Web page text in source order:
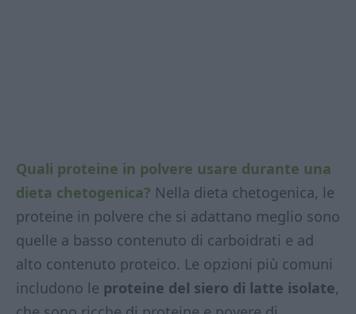
Quali proteine in polvere usare durante una
dieta chetogenica? Nella dieta chetogenica, le
proteine in polvere che si adattano meglio sono
quelle a basso contenuto di carboidrati e ad
alto contenuto proteico. Le opzioni più comuni
includono le proteine del siero di latte isolate,